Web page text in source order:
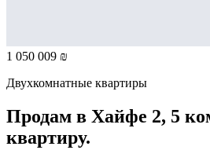
1 050 009 ₪
Двухкомнатные квартиры
Продам в Хайфе 2, 5
квартиру.